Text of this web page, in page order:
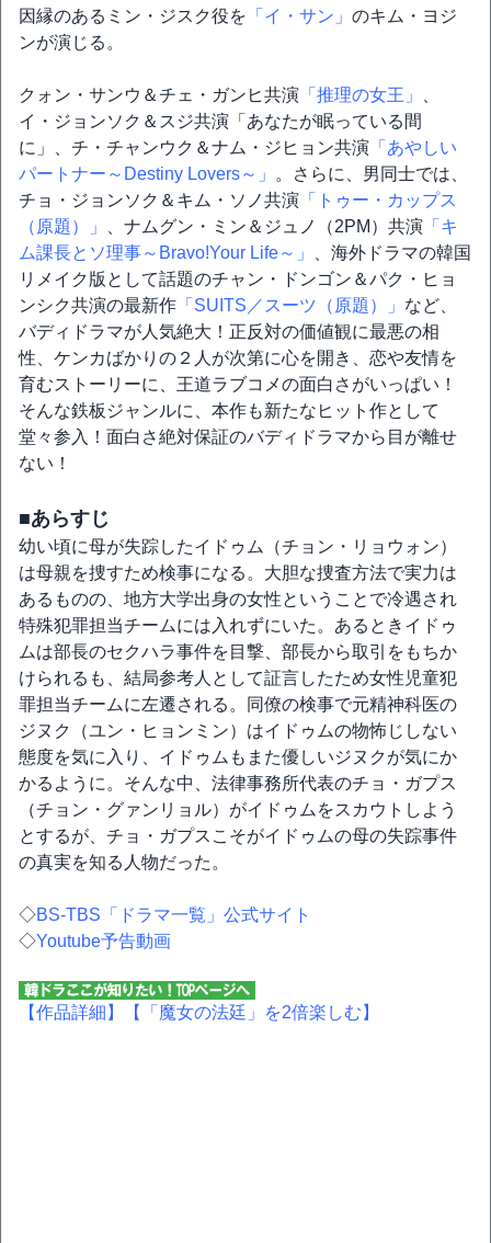
因縁のあるミン・ジスク役を 「イ・サン」 のキム・ヨジ
ンが演じる。
クォン・サンウ＆チェ・ガンヒ共演 「推理の女王」
イ・ジョンソク＆スジ共演「あなたが眠っている間
に」、チ・チャンウク＆ナム・ジヒョン共演 「あやしい
パートナー～Destiny Lovers～」
。さらに、男同士では、
チョ・ジョンソク＆キム・ソノ共演 「トゥー・カップス
（原題）」
、ナムグン・ミン＆ジュノ（2PM）共演 「キ
ム課長とソ理事～Bravo!Your Life～」
、海外ドラマの韓国
リメイク版として話題のチャン・ドンゴン＆パク・ヒョ
ンシク共演の最新作 「SUITS／スーツ（原題）」 など、
バディドラマが人気絶大！正反対の価値観に最悪の相
性、ケンカばかりの２人が次第に心を開き、恋や友情を
育むストーリーに、王道ラブコメの面白さがいっぱい！
そんな鉄板ジャンルに、本作も新たなヒット作として
堂々参入！面白さ絶対保証のバディドラマから目が離せ
ない！
■あらすじ
幼い頃に母が失踪したイドゥム（チョン・リョウォン）
は母親を捜すため検事になる。大胆な捜査方法で実力は
あるものの、地方大学出身の女性ということで冷遇され
特殊犯罪担当チームには入れずにいた。あるときイドゥ
ムは部長のセクハラ事件を目撃、部長から取引をもちか
けられるも、結局参考人として証言したため女性児童犯
罪担当チームに左遷される。同僚の検事で元精神科医の
ジヌク（ユン・ヒョンミン）はイドゥムの物怖じしない
態度を気に入り、イドゥムもまた優しいジヌクが気にか
かるように。そんな中、法律事務所代表のチョ・ガプス
（チョン・グァンリョル）がイドゥムをスカウトしよう
とするが、チョ・ガプスこそがイドゥムの母の失踪事件
の真実を知る人物だった。
◇BS-TBS「ドラマ一覧」公式サイト
◇Youtube予告動画
【作品詳細】 【「魔女の法廷」を2倍楽しむ】